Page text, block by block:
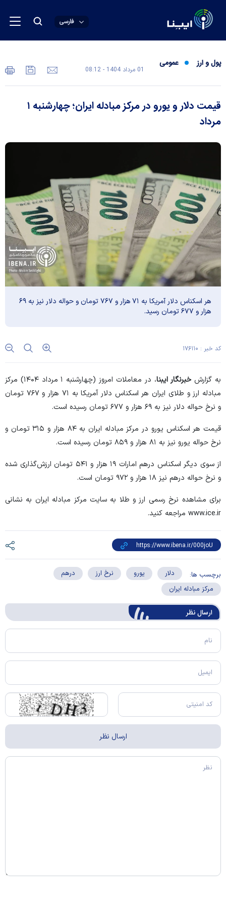
فارسی
پول و ارز عمومی
01 مرداد 1404 - 08:12
قیمت دلار و یورو در مرکز مبادله ایران؛ چهارشنبه ۱
مرداد
هر اسکناس دلار آمریکا به ۷۱ هزار و ۷۶۷ تومان و حواله دلار نیز به ۶۹
هزار و ۶۷۷ تومان رسید.
کد خبر : ۱۷۶۱۱۰
به گزارش خبرنگار ایبنا
، در معاملات امروز (چهار‌شنبه ۱ مرداد ۱۴۰۴) مرکز
مبادله ارز و طلای ایران هر اسکناس دلار آمریکا به ۷۱ هزار و ۷۶۷ تومان
و نرخ حواله دلار نیز به ۶۹ هزار و ۶۷۷ تومان رسیده است.
قیمت هر اسکناس یورو در مرکز مبادله ایران به ۸۴ هزار و ۳۱۵ تومان و
نرخ حواله یورو نیز به ۸۱ هزار و ۸۵۹ تومان رسیده است.
از سوی دیگر اسکناس درهم امارات ۱۹ هزار و ۵۴۱ تومان ارزش‌گذاری شده
و نرخ حواله درهم نیز ۱۸ هزار و ۹۷۲ تومان است.
برای مشاهده نرخ رسمی ارز و طلا به سایت مرکز مبادله ایران به نشانی
www.ice.ir مراجعه کنید.
برچسب ها: دلار یورو نرخ ارز
درهم
مرکز مبادله ایران
ارسال‌ نظر